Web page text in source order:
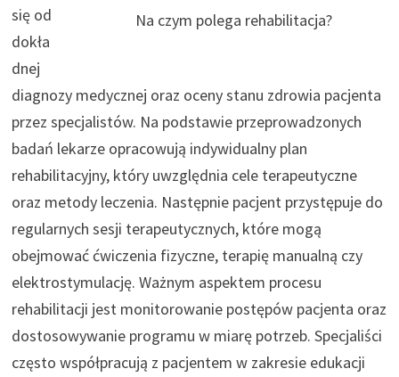
Na czym polega rehabilitacja?
się od
dokła
dnej
diagnozy medycznej oraz oceny stanu zdrowia pacjenta
przez specjalistów. Na podstawie przeprowadzonych
badań lekarze opracowują indywidualny plan
rehabilitacyjny, który uwzględnia cele terapeutyczne
oraz metody leczenia. Następnie pacjent przystępuje do
regularnych sesji terapeutycznych, które mogą
obejmować ćwiczenia fizyczne, terapię manualną czy
elektrostymulację. Ważnym aspektem procesu
rehabilitacji jest monitorowanie postępów pacjenta oraz
dostosowywanie programu w miarę potrzeb. Specjaliści
często współpracują z pacjentem w zakresie edukacji